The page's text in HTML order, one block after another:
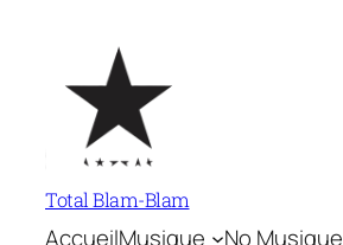
contenu
Total Blam-Blam
AccueilMusique
No Musique